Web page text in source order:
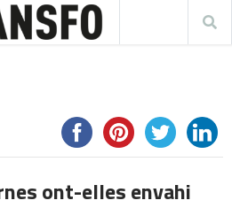
ont-elles envahi